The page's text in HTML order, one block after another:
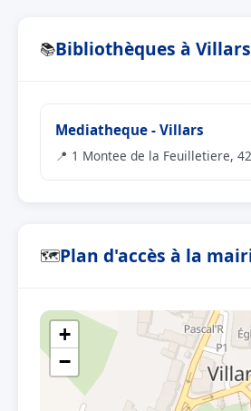
📚Bibliothèques à Villars
Mediatheque - Villars
📍 1 Montee de la Feuilletiere,
🗺Plan d'accès à la
+
−